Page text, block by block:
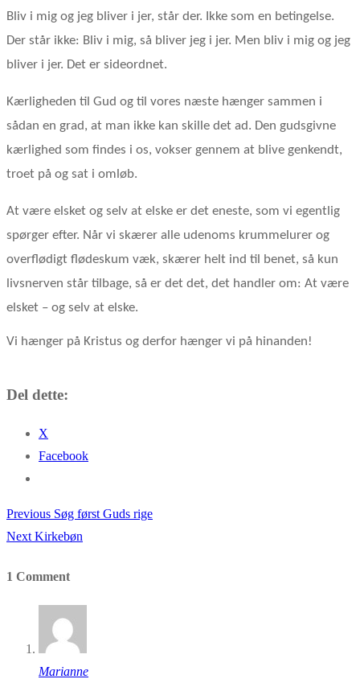
Bliv i mig og jeg bliver i jer, står der. Ikke som en betingelse.
Der står ikke: Bliv i mig, så bliver jeg i jer. Men bliv i mig og jeg
bliver i jer. Det er sideordnet.
Kærligheden til Gud og til vores næste hænger sammen i
sådan en grad, at man ikke kan skille det ad. Den gudsgivne
kærlighed som findes i os, vokser gennem at blive genkendt,
troet på og sat i omløb.
At være elsket og selv at elske er det eneste, som vi egentlig
spørger efter. Når vi skærer alle udenoms krummelurer og
overflødigt flødeskum væk, skærer helt ind til benet, så kun
livsnerven står tilbage, så er det det, det handler om: At være
elsket – og selv at elske.
Vi hænger på Kristus og derfor hænger vi på hinanden!
Del dette:
X
Facebook
Indlægsnavigation
Previous Previous
post:
Søg først Guds rige
Next Next
Kirkebøn
1 Comment
Marianne